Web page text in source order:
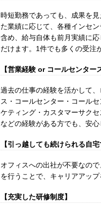
時短勤務であっても、成果を
た業績に応じて、各種インセ
含め、給与自体も前月実績に
だけます。1件でも多くの受注
【営業経験 or コールセンター
過去の仕事の経験を活かして
ス・コールセンター・コール
ケティング・カスタマーサク
などの経験がある方でも、安心
【引っ越しても続けられる自宅
オフィスへの出社が不要なの
を行うことで、キャリアアッ
【充実した研修制度】